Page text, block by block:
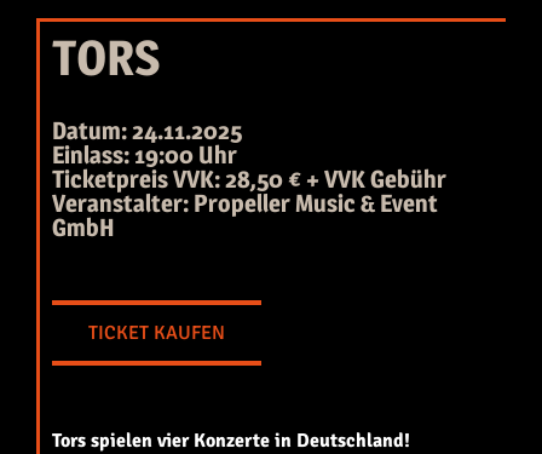
TORS
Datum: 24.11.2025
Einlass: 19:00 Uhr
Ticketpreis VVK: 28,50 € + VVK Gebühr
Veranstalter: Propeller Music & Event
GmbH
TICKET KAUFEN
Tors spielen vier Konzerte in Deutschland!